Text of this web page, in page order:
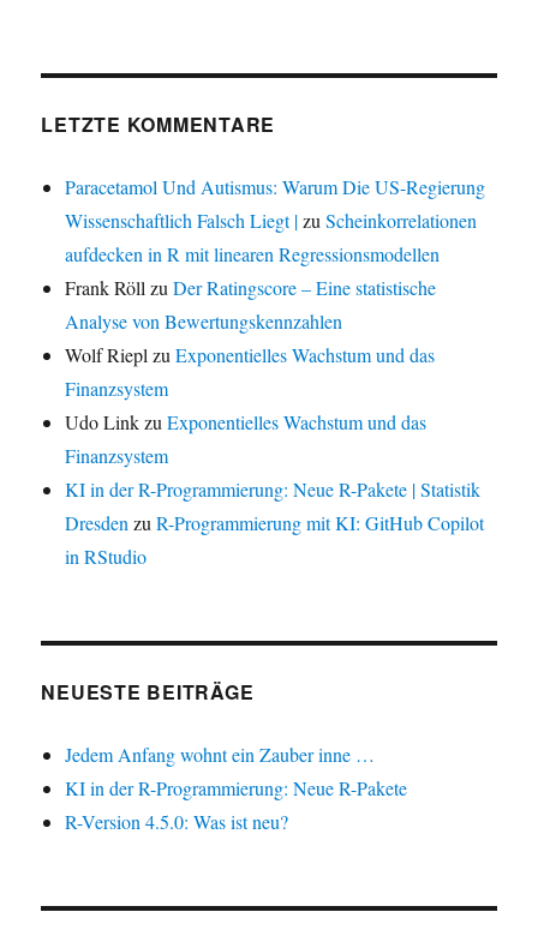
LETZTE KOMMENTARE
Paracetamol Und Autismus: Warum Die US-Regierung
Wissenschaftlich Falsch Liegt |zuScheinkorrelationen
aufdecken in R mit linearen Regressionsmodellen
Frank Röll zuDer Ratingscore – Eine statistische
Analyse von Bewertungskennzahlen
Wolf Riepl zuExponentielles Wachstum und das
Finanzsystem
Udo LinkzuExponentielles Wachstum und das
Finanzsystem
KI in der R-Programmierung: Neue R-Pakete | Statistik
Dresden zuR-Programmierung mit KI: GitHub Copilot
in RStudio
NEUESTE BEITRÄGE
Jedem Anfang wohnt ein Zauber inne …
KI in der R-Programmierung: Neue R-Pakete
R-Version 4.5.0: Was ist neu?